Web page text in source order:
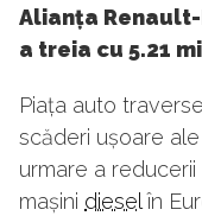
Alianța
a treia cu 5.21
Piața auto
scăderi ușoare
urmare a
mașini dieselîn